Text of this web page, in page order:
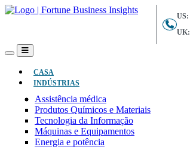
US:
UK:
CASA
INDÚSTRIAS
Assistência médica
Produtos Químicos e Materiais
Tecnologia da Informação
Máquinas e Equipamentos
Energia e potência